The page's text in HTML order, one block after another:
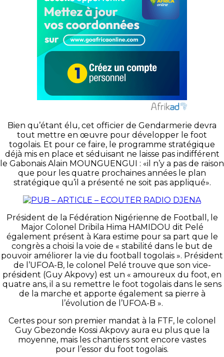
Bien qu’étant élu, cet officier de Gendarmerie devra
tout mettre en œuvre pour développer le foot
togolais. Et pour ce faire, le programme stratégique
déjà mis en place et séduisant ne laisse pas indifférent
le Gabonais Alain MOUNGUENGUI : «il n’y a pas de raison
que pour les quatre prochaines années le plan
stratégique qu’il a présenté ne soit pas appliqué».
Président de la Fédération Nigérienne de Football, le
Major Colonel Dribila Hima HAMIDOU dit Pelé
également présent à Kara estime pour sa part que le
congrès a choisi la voie de « stabilité dans le but de
pouvoir améliorer la vie du football togolais ». Président
de l’UFOA-B, le colonel Pelé trouve que son vice-
président (Guy Akpovy) est un « amoureux du foot, en
quatre ans, il a su remettre le foot togolais dans le sens
de la marche et apporte également sa pierre à
l’évolution de l’UFOA-B ».
Certes pour son premier mandat à la FTF, le colonel
Guy Gbezonde Kossi Akpovy aura eu plus que la
moyenne, mais les chantiers sont encore vastes
pour l’essor du foot togolais.